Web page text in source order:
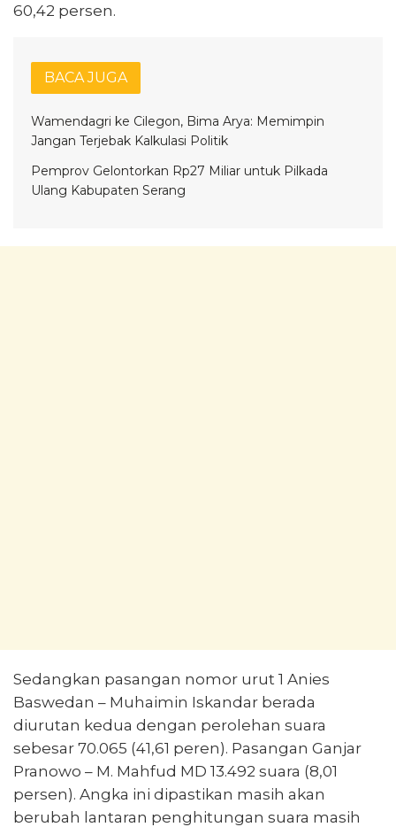
60,42 persen.
BACA JUGA
Wamendagri ke Cilegon, Bima Arya: Memimpin
Jangan Terjebak Kalkulasi Politik
Pemprov Gelontorkan Rp27 Miliar untuk Pilkada
Ulang Kabupaten Serang
Sedangkan pasangan nomor urut 1 Anies
Baswedan – Muhaimin Iskandar berada
diurutan kedua dengan perolehan suara
sebesar 70.065 (41,61 peren). Pasangan Ganjar
Pranowo – M. Mahfud MD 13.492 suara (8,01
persen). Angka ini dipastikan masih akan
berubah lantaran penghitungan suara masih